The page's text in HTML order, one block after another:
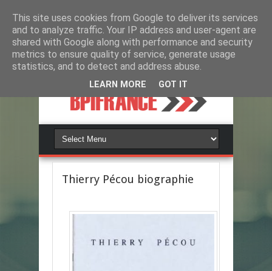
Thierry Pécou biographie
This site uses cookies from Google to deliver its services
and to analyze traffic. Your IP address and user-agent are
shared with Google along with performance and security
metrics to ensure quality of service, generate usage
statistics, and to detect and address abuse.
LEARN MORE GOT IT